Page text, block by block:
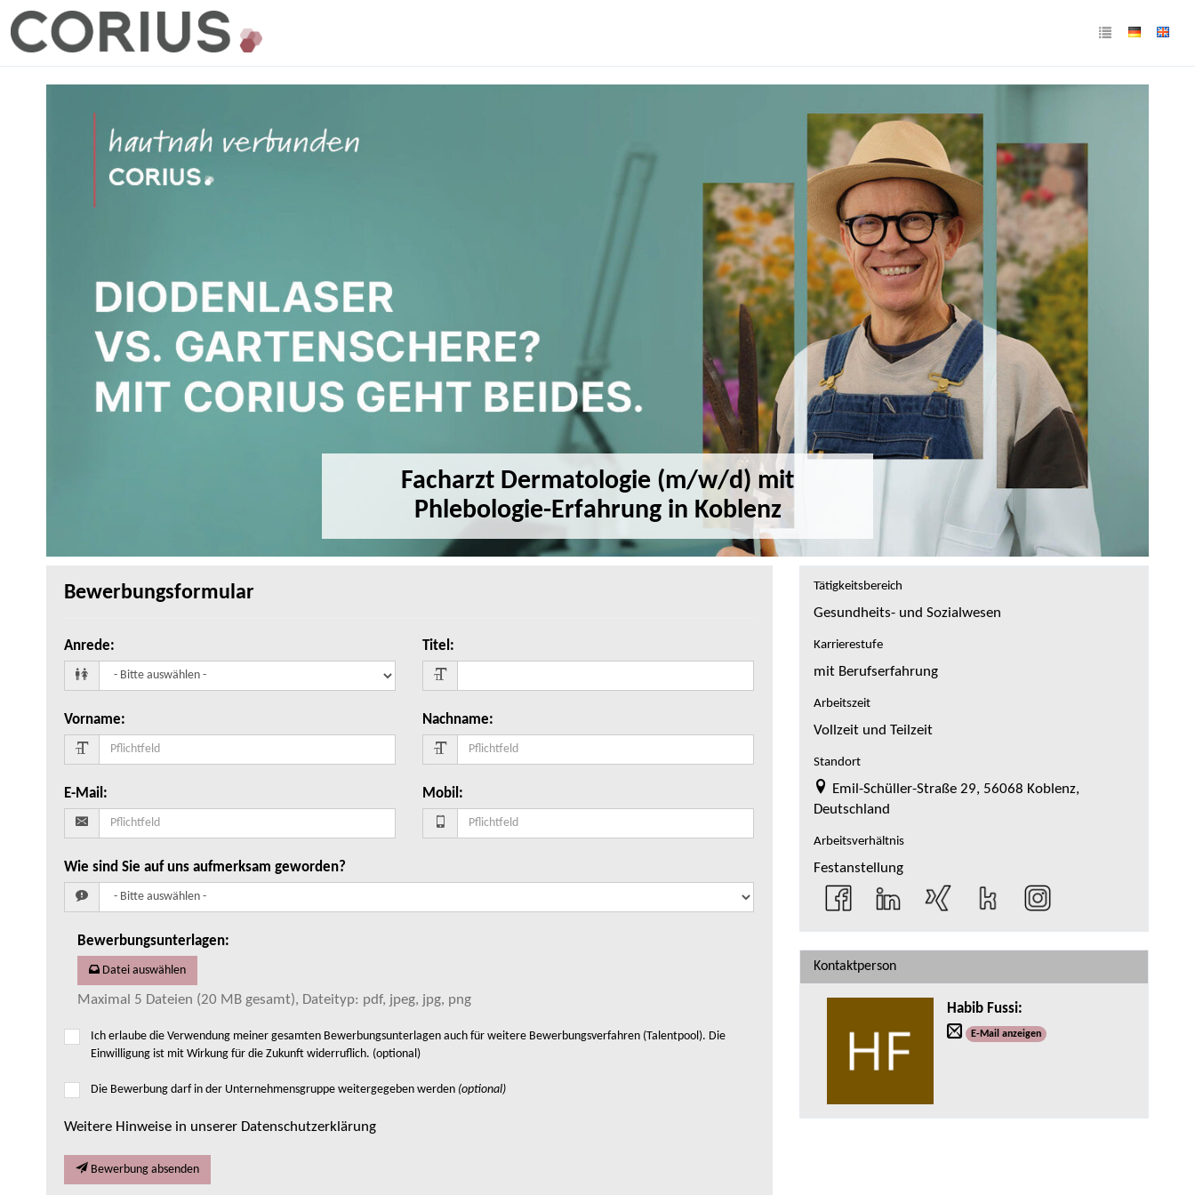
Facharzt Dermatologie (m/w/d) mit
Phlebologie-Erfahrung in Koblenz
Bewerbungsformular
Anrede: Titel:
Vorname: Nachname:
E-Mail: Mobil:
Wie sind Sie auf uns aufmerksam geworden?
Bewerbungsunterlagen:
Datei auswählen
Maximal 5 Dateien (20 MB gesamt), Dateityp: pdf, jpeg, jpg, png
Ich erlaube die Verwendung meiner gesamten Bewerbungsunterlagen auch für weitere Bewerbungsverfahren (Talentpool). Die
Einwilligung ist mit Wirkung für die Zukunft widerruflich. (optional)
Die Bewerbung darf in der Unternehmensgruppe weitergegeben werden (optional)
Weitere Hinweise in unserer Datenschutzerklärung
Bewerbung absenden
Tätigkeitsbereich
Gesundheits- und Sozialwesen
Karrierestufe
mit Berufserfahrung
Arbeitszeit
Vollzeit und Teilzeit
Standort
Emil-Schüller-Straße 29, 56068 Koblenz,
Deutschland
Arbeitsverhältnis
Festanstellung
Kontaktperson
Habib Fussi:
E-Mail anzeigen